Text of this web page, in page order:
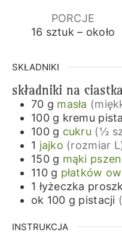
PORCJE
16 sztuk – około
SKŁADNIKI
składniki na
70 g masła
100 g kremu
100 g cukru (½
1 jajko (rozmiar
150 g mąki
110 g płatków
1 łyżeczka
ok 100 g pistacji
INSTRUKCJA